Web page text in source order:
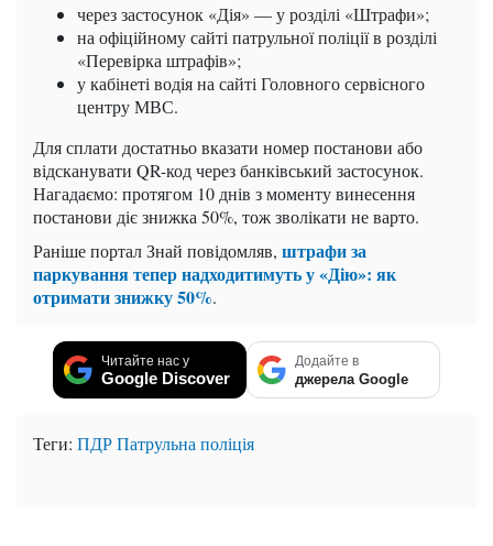
через застосунок «Дія» — у розділі «Штрафи»;
на офіційному сайті патрульної поліції в розділі
«Перевірка штрафів»;
у кабінеті водія на сайті Головного сервісного
центру МВС.
Для сплати достатньо вказати номер постанови або
відсканувати QR-код через банківський застосунок.
Нагадаємо: протягом 10 днів з моменту винесення
постанови діє знижка 50%, тож зволікати не варто.
Раніше портал Знай повідомляв, штрафи за
паркування тепер надходитимуть у «Дію»: як
отримати знижку 50%.
Читайте нас у
Google Discover
Додайте в
джерела Google
Теги: ПДРПатрульна поліція